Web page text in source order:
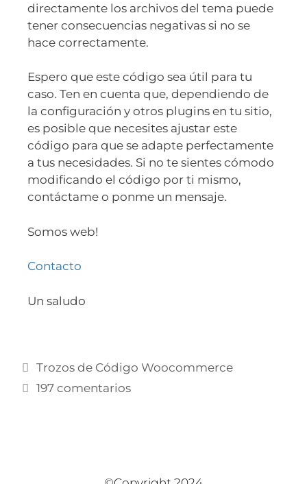
directamente los archivos del tema puede
tener consecuencias negativas si no se
hace correctamente.
Espero que este código sea útil para tu
caso. Ten en cuenta que, dependiendo de
la configuración y otros plugins en tu sitio,
es posible que necesites ajustar este
código para que se adapte perfectamente
a tus necesidades. Si no te sientes cómodo
modificando el código por ti mismo,
contáctame o ponme un mensaje.
Somos web!
Contacto
Un saludo
Trozos de Código Woocommerce
197 comentarios